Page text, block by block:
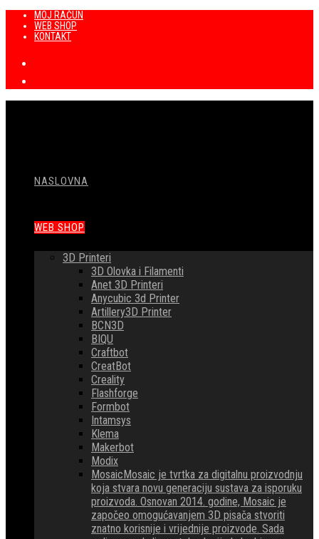
Preskoči
sadržaj
MOJ RAČUN
WEB SHOP
KONTAKT
NASLOVNA
WEB SHOP
3D Printeri
3D Olovka i Filamenti
Anet 3D Printeri
Anycubic 3d Printer
Artillery3D Printer
BCN3D
BIQU
Craftbot
CreatBot
Creality
Flashforge
Formbot
Intamsys
Klema
Makerbot
Modix
MosaicMosaic je tvrtka za digitalnu proizvodnju
koja stvara novu generaciju sustava za isporuku
proizvoda. Osnovan 2014. godine, Mosaic je
započeo omogućavanjem 3D pisača stvoriti
znatno korisnije i vrijednije proizvode. Sada